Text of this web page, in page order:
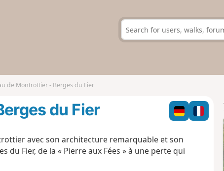
de Montrottier - Berges du Fier
du Fier
avec son architecture remarquable et son
Fier, de la « Pierre aux Fées » à une perte qui